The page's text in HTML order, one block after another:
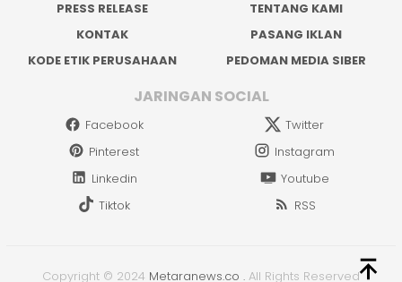
PRESS RELEASE
TENTANG KAMI
KONTAK
PASANG IKLAN
KODE ETIK PERUSAHAAN
PEDOMAN MEDIA SIBER
JARINGAN SOCIAL
Facebook
Twitter
Pinterest
Instagram
Linkedin
Youtube
Tiktok
RSS
Copyright © 2024 Metaranews.co . All Rights Reserved